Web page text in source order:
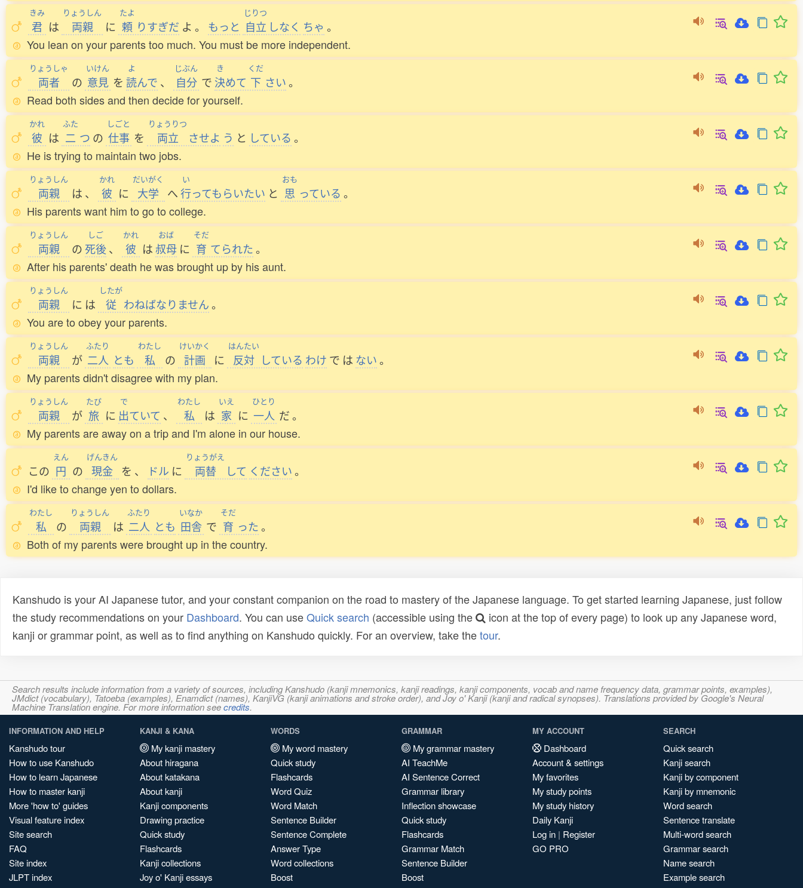
きみ
君 は
りょうしん
両親 に
たよ
頼 りすぎだ よ 。 もっと
じりつ
自立 しなく ちゃ 。
You lean on your parents too much. You must be more independent.
りょうしゃ
両者 の
いけん
意見 を
よ
読んで 、
じぶん
自分 で
き
決めて
くだ
下 さい。
Read both sides and then decide for yourself.
かれ
彼 は
ふた
二 つ の
しごと
仕事 を
りょうりつ
両立 させよ う と している 。
He is trying to maintain two jobs.
りょうしん
両親 は 、
かれ
彼 に
だいがく
大学 へ
い
行ってもらいたい と
おも
思 っている 。
His parents want him to go to college.
りょうしん
両親 の
しご
死後、
かれ
彼 は
おば
叔母 に
そだ
育 てられた。
After his parents' death he was brought up by his aunt.
りょうしん
両親 に は
したが
従 わねばなりません。
You are to obey your parents.
りょうしん
両親 が
ふたり
二人 とも
わたし
私 の
けいかく
計画 に
はんたい
反対 している わけ で は ない。
My parents didn't disagree with my plan.
りょうしん
両親 が
たび
旅 に
で
出ていて 、
わたし
私 は
いえ
家 に
ひとり
一人 だ。
My parents are away on a trip and I'm alone in our house.
この
えん
円 の
げんきん
現金 を 、 ドル に
りょうがえ
両替 して ください。
I'd like to change yen to dollars.
わたし
私 の
りょうしん
両親 は
ふたり
二人 とも
いなか
田舎 で
そだ
育 った。
Both of my parents were brought up in the country.
Kanshudo is your AI Japanese tutor, and your constant companion on the road to mastery of the Japanese language. To get started learning Japanese, just follow
the study recommendations on your Dashboard. You can useQuick search (accessible using the
icon at the top of every page) to look up any Japanese word,
kanji or grammar point, as well as to find anything on Kanshudo quickly. For an overview, take thetour.
Search results include information from a variety of sources, including Kanshudo (kanji mnemonics, kanji readings, kanji components, vocab and name frequency data, grammar points, examples),
JMdict (vocabulary), Tatoeba (examples), Enamdict (names), KanjiVG (kanji animations and stroke order), and Joy o' Kanji (kanji and radical synopses). Translations provided by Google's Neural
Machine Translation engine. For more information seecredits.
INFORMATION AND HELP
Kanshudo tour
How to use Kanshudo
How to learn Japanese
How to master kanji
More 'how to' guides
Visual feature index
Site search
FAQ
Site index
JLPT index
KANJI & KANA
My kanji mastery
About hiragana
About katakana
About kanji
Kanji components
Drawing practice
Quick study
Flashcards
Kanji collections
Joy o' Kanji essays
WORDS
My word mastery
Quick study
Flashcards
Word Quiz
Word Match
Sentence Builder
Sentence Complete
Answer Type
Word collections
Boost
GRAMMAR
My grammar mastery
AI TeachMe
AI Sentence Correct
Grammar library
Inflection showcase
Quick study
Flashcards
Grammar Match
Sentence Builder
Boost
MY ACCOUNT
Dashboard
Account & settings
My favorites
My study points
My study history
Daily Kanji
Log in | Register
GO PRO
SEARCH
Quick search
Kanji search
Kanji by component
Kanji by mnemonic
Word search
Sentence translate
Multi-word search
Grammar search
Name search
Example search